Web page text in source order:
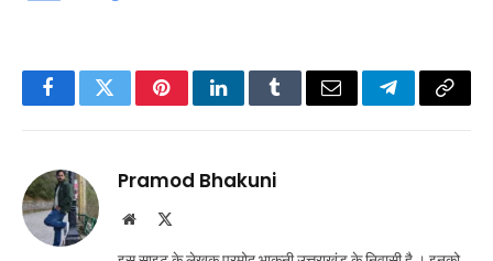
FacebookTwitterPinterestLinkedInTumblrEmail TelegramCopy
Pramod Bhakuni
Website